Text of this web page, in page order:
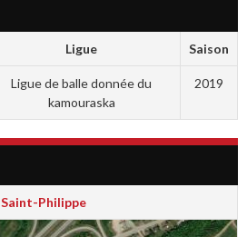
Ligue Saison
Ligue de balle donnée du
kamouraska
2019
Saint-Philippe